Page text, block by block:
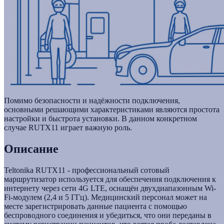
Помимо безопасности и надёжности подключения,
основными решающими характеристиками являются простота
настройки и быстрота установки. В данном конкретном
случае RUTX11 играет важную роль.
Описание
Teltonika RUTX11 - профессиональный сотовый
маршрутизатор используется для обеспечения подключения к
интернету через сети 4G LTE, оснащён двухдиапазонным Wi-
Fi-модулем (2,4 и 5 ГГц). Медицинский персонал может на
месте зарегистрировать данные пациента с помощью
беспроводного соединения и убедиться, что они переданы в